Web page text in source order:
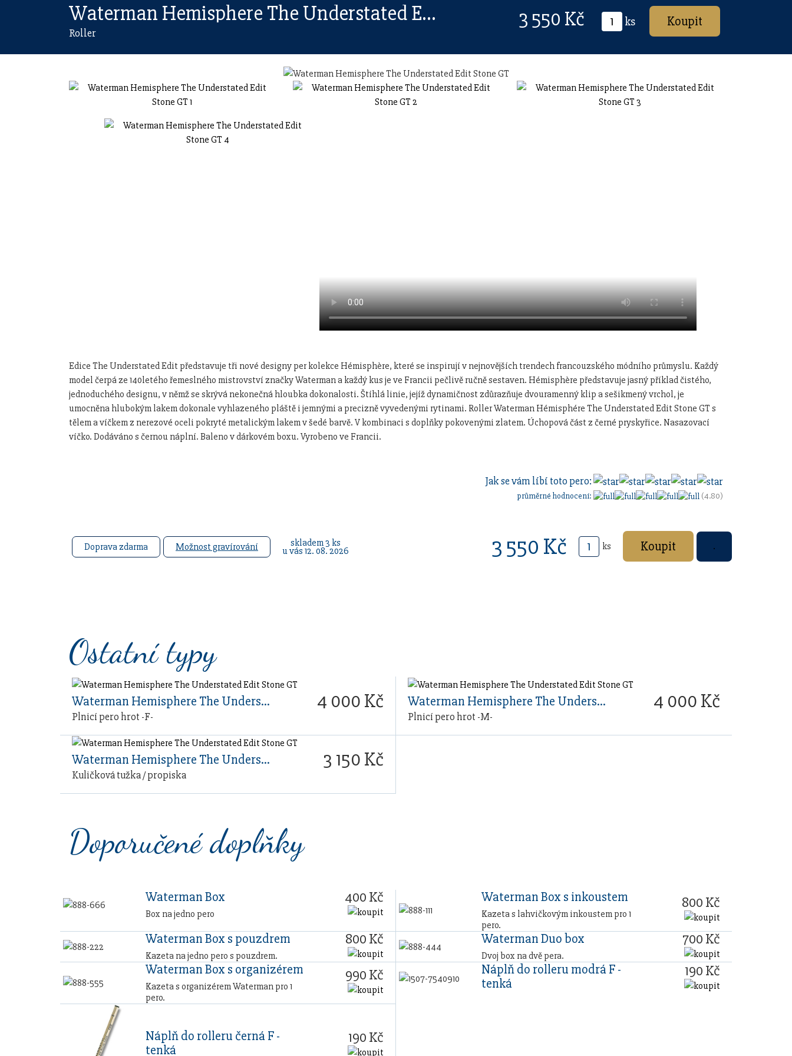
Waterman Hemisphere The Understated Edit Stone GT
Roller
3 550 Kč ks
Edice The Understated Edit představuje tři nové designy per kolekce Hémisphère, které se inspirují v nejnovějších trendech francouzského módního průmyslu. Každý
model čerpá ze 140letého řemeslného mistrovství značky Waterman a každý kus je ve Francii pečlivě ručně sestaven. Hémisphère představuje jasný příklad čistého,
jednoduchého designu, v němž se skrývá nekonečná hloubka dokonalosti. Štíhlá linie, jejíž dynamičnost zdůrazňuje dvouramenný klip a sešikmený vrchol, je
umocněna hlubokým lakem dokonale vyhlazeného pláště i jemnými a precizně vyvedenými rytinami. Roller Waterman Hémisphére The Understated Edit Stone GT s
tělem a víčkem z nerezové oceli pokryté metalickým lakem v šedé barvě. V kombinaci s doplňky pokovenými zlatem. Úchopová část z černé pryskyřice. Nasazovací
víčko. Dodáváno s černou náplní. Baleno v dárkovém boxu. Vyrobeno ve Francii.
Jak se vám líbí toto pero:
průměrné hodnocení: (4.80)
Doprava zdarma Možnost gravírování skladem 3 ks
u vás 12. 08. 2026 3 550 Kč ks
Ostatní typy
Waterman Hemisphere The Understated Edit Stone GT
Plnicí pero hrot -F-
4 000 Kč Waterman Hemisphere The Understated Edit Stone GT
Plnicí pero hrot -M-
4 000 Kč
Waterman Hemisphere The Understated Edit Stone GT
Kuličková tužka / propiska
3 150 Kč
Doporučené doplňky
Waterman Box
Box na jedno pero
400 Kč Waterman Box s inkoustem
Kazeta s lahvičkovým inkoustem pro 1
pero.
800 Kč
Waterman Box s pouzdrem
Kazeta na jedno pero s pouzdrem.
800 Kč Waterman Duo box
Dvoj box na dvě pera.
700 Kč
Waterman Box s organizérem
Kazeta s organizérem Waterman pro 1
pero.
990 Kč
Náplň do rolleru modrá F -
tenká
190 Kč
Náplň do rolleru černá F -
tenká
190 Kč